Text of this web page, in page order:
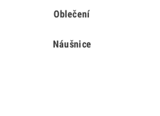
Oblečení
Náušnice